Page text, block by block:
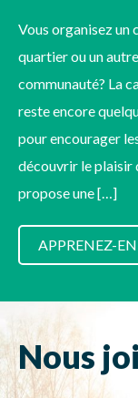
Vous organisez un
quartier ou un
communauté? La
reste encore
pour encourager
découvrir le plaisir
propose une […]
APPRENEZ-
Nous